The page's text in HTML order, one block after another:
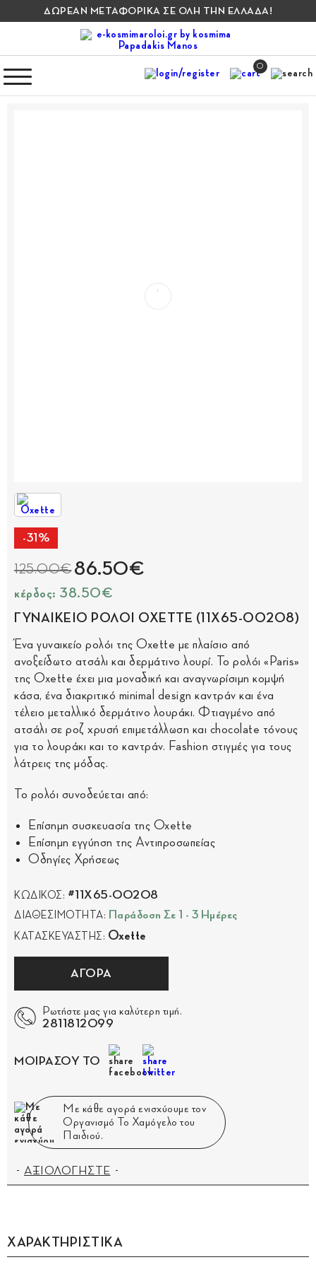
ΔΩΡΕΑΝ ΜΕΤΑΦΟΡΙΚΑ ΣΕ ΟΛΗ ΤΗΝ ΕΛΛΑΔΑ!
0
-31%
125.00€ 86.50€
κέρδος: 38.50€
ΓΥΝΑΙΚΕΙΟ ΡΟΛΟΙ OXETTE (11X65-00208)
Ένα γυναικείο ρολόι της Oxette με πλαίσιο από
ανοξείδωτο ατσάλι και δερμάτινο λουρί. Το ρολόι «Paris»
της Oxette έχει μια μοναδική και αναγνωρίσιμη κομψή
κάσα, ένα διακριτικό minimal design καντράν και ένα
τέλειο μεταλλικό δερμάτινο λουράκι. Φτιαγμένο από
ατσάλι σε ροζ χρυσή επιμετάλλωση και chocolate τόνους
για το λουράκι και το καντράν. Fashion στιγμές για τους
λάτρεις της μόδας.
Το ρολόι συνοδεύεται από:
Επίσημη συσκευασία της Oxette
Επίσημη εγγύηση της Αντιπροσωπείας
Οδηγίες Χρήσεως
ΚΩΔΙΚΟΣ: #11X65-00208
ΔΙΑΘΕΣΙΜΟΤΗΤΑ: Παράδοση Σε 1 - 3 Ημέρες
ΚΑΤΑΣΚΕΥΑΣΤΗΣ: Oxette
ΑΓΟΡΑ
Ρωτήστε μας για καλύτερη τιμή.
2811812099
ΜΟΙΡΑΣΟΥ ΤΟ
Με κάθε αγορά ενισχύουμε τον
Οργανισμό Το Χαμόγελο του
Παιδιού.
ΑΞΙΟΛΟΓΗΣΤΕ
ΧΑΡΑΚΤΗΡΙΣΤΙΚΑ